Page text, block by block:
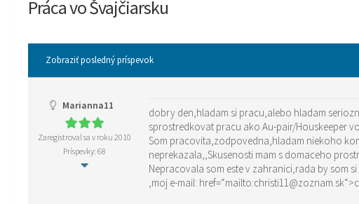
Práca vo Švajčiarsku
Zobraziť posledný príspevok
Marianna11
Zaregistroval sa v roku 2010
Príspevky: 68
dobry den,hladam si pracu,alebo hladam
sprostredkovat pracu ako Au-pair/Houskeeper
Som pracovita,zodpovedna,hladam niekoho
neprekazala,,Skusenosti mam s domaceho
Nepracovala som este v zahranici,rada by som
,moj e-mail: